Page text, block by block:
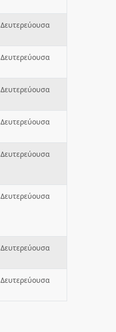
Δευτερεύουσα
Δευτερεύουσα
Δευτερεύουσα
Δευτερεύουσα
Δευτερεύουσα
Δευτερεύουσα
Δευτερεύουσα
Δευτερεύουσα